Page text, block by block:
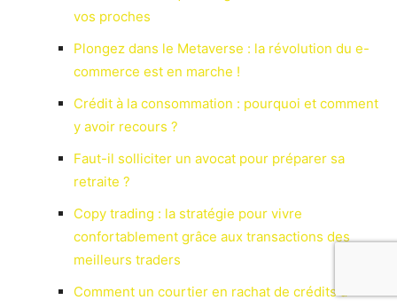
vos proches
Plongez dans le Metaverse : la révolution du e-
commerce est en marche !
Crédit à la consommation : pourquoi et comment
y avoir recours ?
Faut-il solliciter un avocat pour préparer sa
retraite ?
Copy trading : la stratégie pour vivre
confortablement grâce aux transactions des
meilleurs traders
Comment un courtier en rachat de crédits à